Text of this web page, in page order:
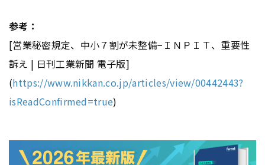
参考：
[営業秘密規定、中小７割が未整備−ＩＮＰＩＴ、重要性
訴え | 日刊工業新聞 電子版]
(https://www.nikkan.co.jp/articles/view/00442443?
isReadConfirmed=true)